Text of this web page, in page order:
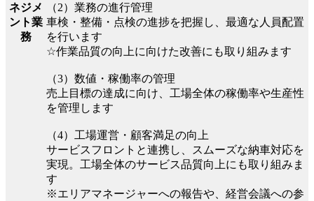
ネジメ
ント業
務
（2）業務の進行管理
車検・整備・点検の進捗を把握し、最適な人員配置
を行います
☆作業品質の向上に向けた改善にも取り組みます
（3）数値・稼働率の管理
売上目標の達成に向け、工場全体の稼働率や生産性
を管理します
（4）工場運営・顧客満足の向上
サービスフロントと連携し、スムーズな納車対応を
実現。工場全体のサービス品質向上にも取り組みま
す
※エリアマネージャーへの報告や、経営会議への参